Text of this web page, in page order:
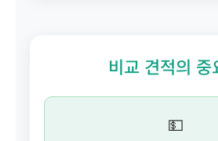
비교 견적의 중
💵